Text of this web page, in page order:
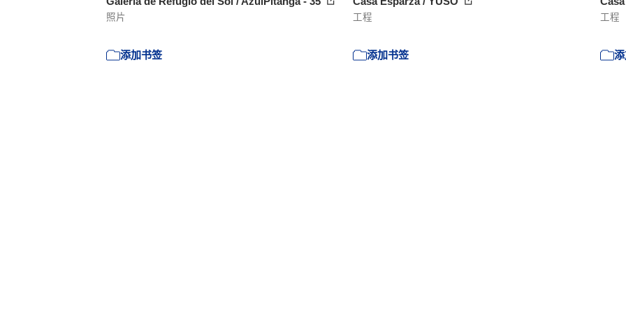
照片
添加书签
工程
添加书签
工程